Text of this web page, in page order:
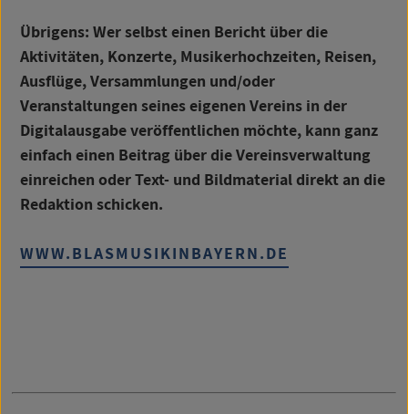
Übrigens: Wer selbst einen Bericht über die
Aktivitäten, Konzerte, Musikerhochzeiten, Reisen,
Ausflüge, Versammlungen und/oder
Veranstaltungen seines eigenen Vereins in der
Digitalausgabe veröffentlichen möchte, kann ganz
einfach einen Beitrag über die Vereinsverwaltung
einreichen oder Text- und Bildmaterial direkt an die
Redaktion schicken.
WWW.BLASMUSIKINBAYERN.DE